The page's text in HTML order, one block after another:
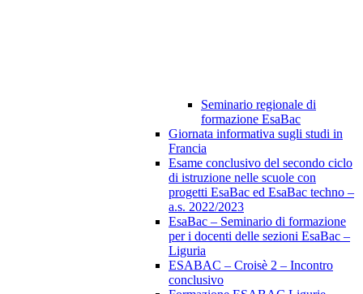
Seminario regionale di
formazione EsaBac
Giornata informativa sugli studi in
Francia
Esame conclusivo del secondo ciclo
di istruzione nelle scuole con
progetti EsaBac ed EsaBac techno –
a.s. 2022/2023
EsaBac – Seminario di formazione
per i docenti delle sezioni EsaBac –
Liguria
ESABAC – Croisè 2 – Incontro
conclusivo